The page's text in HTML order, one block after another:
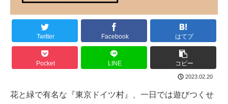
Twitter Facebook はてブ
Pocket LINE コピー
2023.02.20
花と緑で有名な『東京ドイツ村』、一日では遊びつくせ